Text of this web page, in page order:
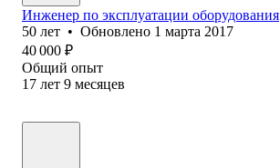
Инженер по эксплуатации оборудования
50 лет • Обновлено 1 марта 2017
40 000 ₽
Общий опыт
17 лет 9 месяцев